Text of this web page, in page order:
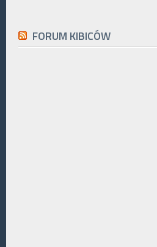
FORUM KIBICÓW